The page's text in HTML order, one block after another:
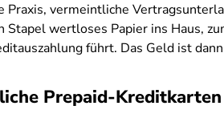
Praxis, vermeintliche
Stapel wertloses Papier ins Haus,
führt. Das Geld ist
Prepaid-